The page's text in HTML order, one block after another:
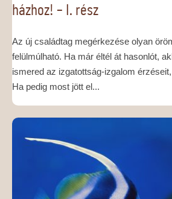
házhoz! – I. rész
Az új családtag megérkezése olyan
felülmúlható. Ha már éltél át hasonlót,
ismered az izgatottság-izgalom
Ha pedig most jött el...